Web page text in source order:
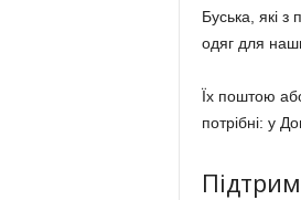
Буська, які
одяг для
Їх поштою
потрібні: у